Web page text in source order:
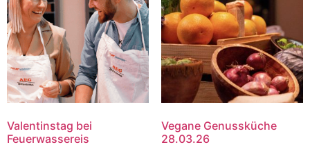
Valentinstag bei
Feuerwassereis
Vegane Genussküche
28.03.26